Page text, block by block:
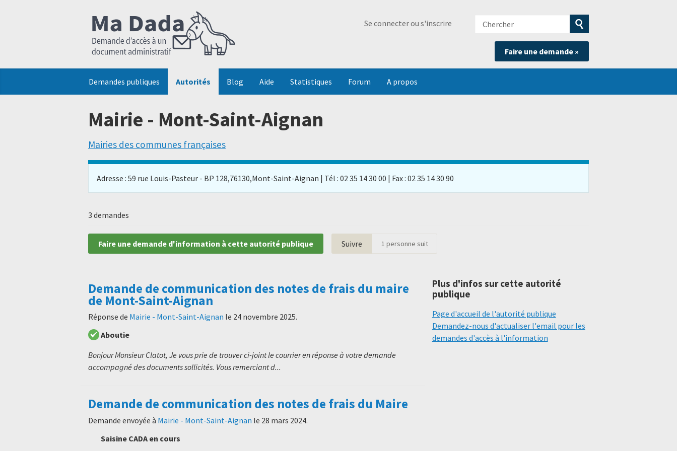
Se connecter ou s'inscrire
Chercher
Soumettre
la
recherche
Faire une demande »
Demandes publiques Autorités Blog Aide Statistiques Forum A propos
Mairie - Mont-Saint-Aignan
Mairies des communes françaises
Adresse : 59 rue Louis-Pasteur - BP 128,76130,Mont-Saint-Aignan | Tél : 02 35 14 30 00 | Fax : 02 35 14 30 90
3 demandes
Faire une demande d'information à cette autorité publique Suivre 1 personne suit
Demande de communication des notes de frais du maire
de Mont-Saint-Aignan
Réponse de Mairie - Mont-Saint-Aignan le 24 novembre 2025.
Aboutie
Bonjour Monsieur Clatot, Je vous prie de trouver ci-joint le courrier en réponse à votre demande
accompagné des documents sollicités. Vous remerciant d...
Demande de communication des notes de frais du Maire
Demande envoyée à Mairie - Mont-Saint-Aignan le 28 mars 2024.
Saisine CADA en cours
Plus d'infos sur cette autorité
publique
Page d'accueil de l'autorité publique
Demandez-nous d'actualiser l'email pour les
demandes d'accès à l'information